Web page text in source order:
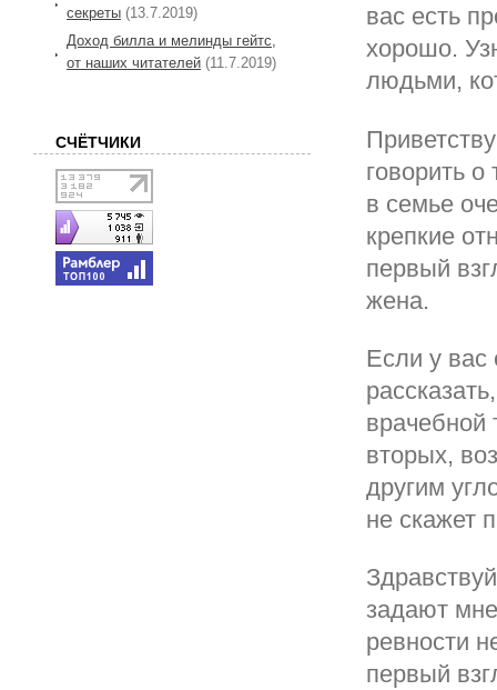
вас есть
хорошо.
людьми,
говорить
в семье
крепкие
первый
жена.
Если у вас
врачебной
вторых,
другим
не скажет
задают
ревности
первый
секреты (13.7.2019)
Доход билла и мелинды гейтс,
от наших читателей (11.7.2019)
СЧЁТЧИКИ